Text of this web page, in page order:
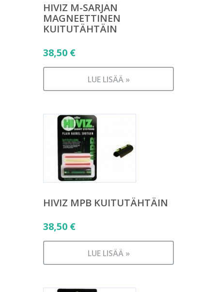
HIVIZ M-SARJAN
MAGNEETTINEN
KUITUTÄHTÄIN
38,50 €
LUE LISÄÄ »
HIVIZ MPB KUITUTÄHTÄIN
38,50 €
LUE LISÄÄ »